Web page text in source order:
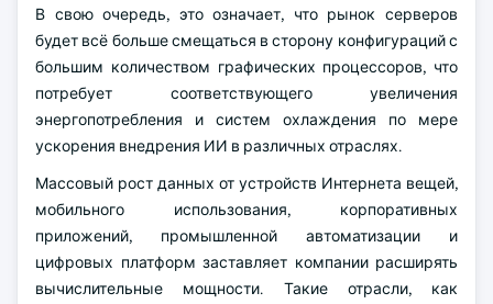
В свою очередь, это означает, что рынок серверов
будет всё больше смещаться в сторону конфигураций с
большим количеством графических процессоров, что
потребует соответствующего увеличения
энергопотребления и систем охлаждения по мере
ускорения внедрения ИИ в различных отраслях.
Массовый рост данных от устройств Интернета вещей,
мобильного использования, корпоративных
приложений, промышленной автоматизации и
цифровых платформ заставляет компании расширять
вычислительные мощности. Такие отрасли, как